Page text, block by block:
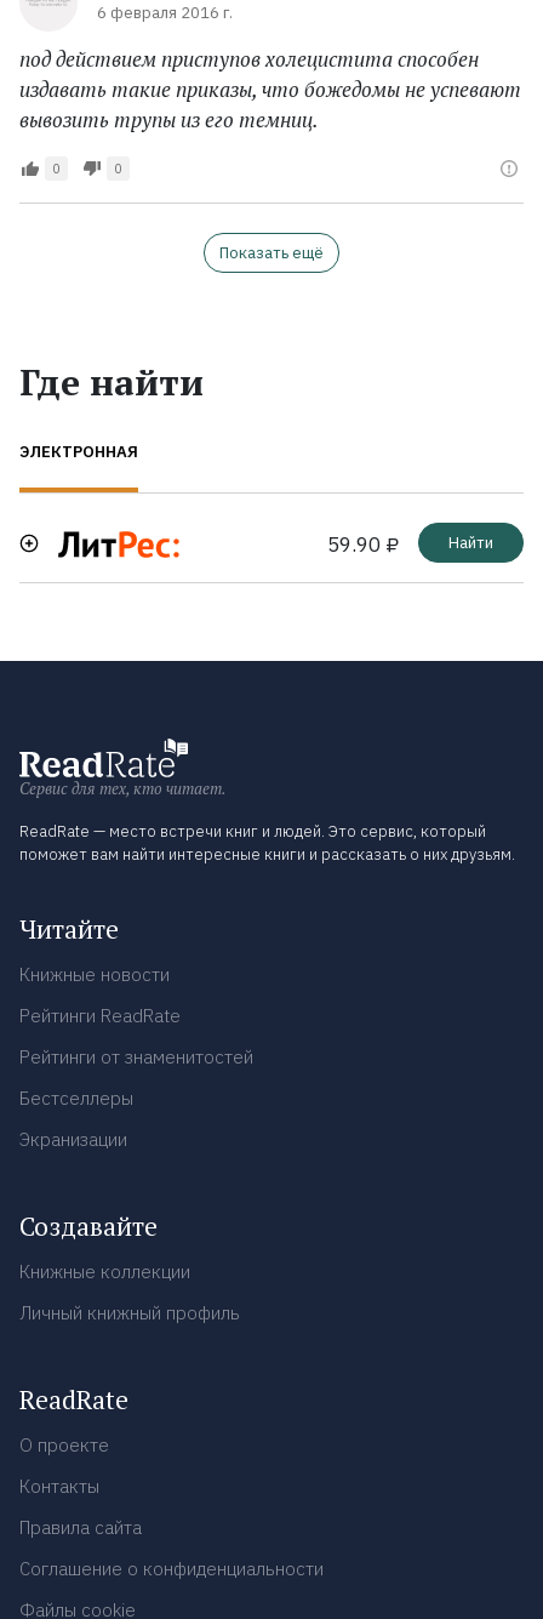
6 февраля 2016 г.
под действием приступов холецистита способен
издавать такие приказы, что божедомы не успевают
вывозить трупы из его темниц.
0 0
Показать ещё
Где найти
ЭЛЕКТРОННАЯ
59.90 ₽ Найти
Сервис для тех, кто читает.
ReadRate — место встречи книг и людей. Это сервис, который
поможет вам найти интересные книги и рассказать о них друзьям.
Читайте
Книжные новости
Рейтинги ReadRate
Рейтинги от знаменитостей
Бестселлеры
Экранизации
Создавайте
Книжные коллекции
Личный книжный профиль
ReadRate
О проекте
Контакты
Правила сайта
Соглашение о конфиденциальности
Файлы cookie